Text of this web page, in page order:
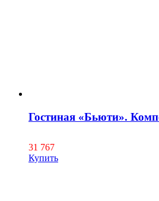
Гостиная «Бьюти».
31 767
Купить